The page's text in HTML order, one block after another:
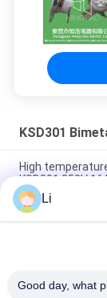
KSD301
High
KSD301 250V
Bimetal Disc
limited control
Snap Action
Li
Good day, what